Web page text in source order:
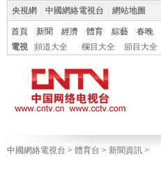
央視網 中國網絡電視台 網站地圖
首頁 新聞 經濟 體育 綜藝 春晚
電視
頻道大全 欄目大全 節目大全
中國網絡電視台 > 體育台 > 新聞資訊 >